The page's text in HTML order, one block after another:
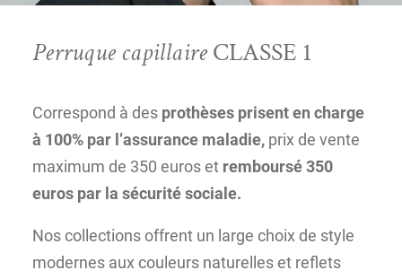
Perruque capillaireCLASSE 1
Correspond à des prothèses prisent en charge
à 100% par l’assurance maladie, prix de vente
maximum de 350 euros et remboursé 350
euros par la sécurité sociale.
Nos collections offrent un large choix de style
modernes aux couleurs naturelles et reflets